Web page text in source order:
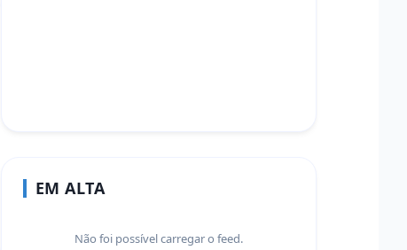
EM ALTA
Não foi possível carregar o feed.